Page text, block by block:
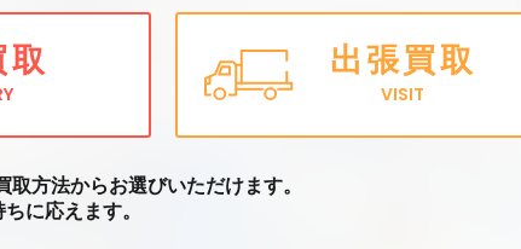
取 出張買取
VISIT
取方法からお選びいただけます。
に応えます。